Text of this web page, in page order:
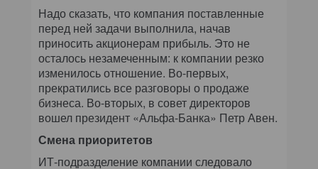
Надо сказать, что компания поставленные
перед ней задачи выполнила, начав
приносить акционерам прибыль. Это не
осталось незамеченным: к компании резко
изменилось отношение. Во-первых,
прекратились все разговоры о продаже
бизнеса. Во-вторых, в совет директоров
вошел президент «Альфа-Банка» Петр Авен.
Смена приоритетов
ИТ-подразделение компании следовало